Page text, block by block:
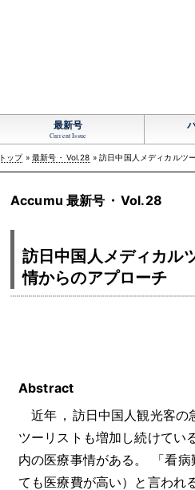
最新号
Current Issue
トップ» 最新号 ・ Vol.28 » 訪日中国人メディカルツ
Accumu 最新号 ・ Vol.28
訪日中国人メディカル
情からのアプローチ
Abstract
近年 ， 訪日中国人観光客の
ツーリストも増加し続けてい
内の医療事情がある 。
「看
ても医療費が高い）と言われ